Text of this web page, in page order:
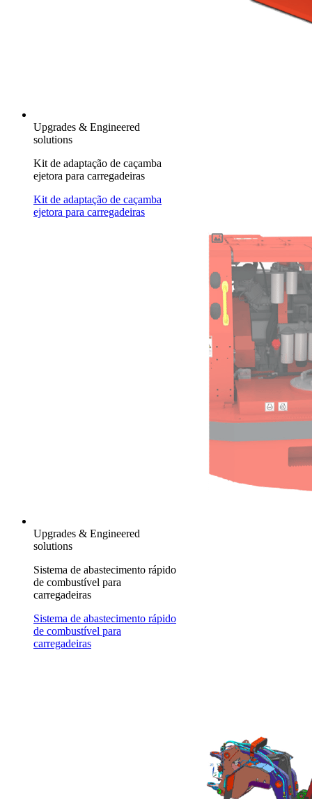
Upgrades & Engineered
solutions
Kit de adaptação de caçamba
ejetora para carregadeiras
Kit de adaptação de caçamba
ejetora para carregadeiras
Upgrades & Engineered
solutions
Sistema de abastecimento rápido
de combustível para
carregadeiras
Sistema de abastecimento rápido
de combustível para
carregadeiras